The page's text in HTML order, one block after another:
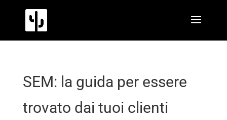
SEM: la guida per essere
trovato dai tuoi clienti